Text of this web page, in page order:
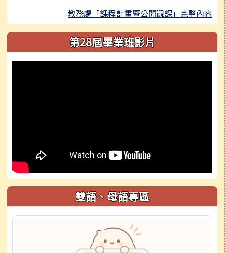
教務處「課程計畫暨公開觀課」完整內容
第28屆畢業班影片
雙語、母語專區